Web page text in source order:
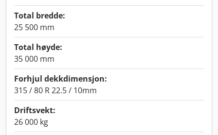
Total bredde:
25 500 mm
Total høyde:
35 000 mm
Forhjul dekkdimensjon:
315 / 80 R 22.5 / 10mm
Driftsvekt:
26 000 kg